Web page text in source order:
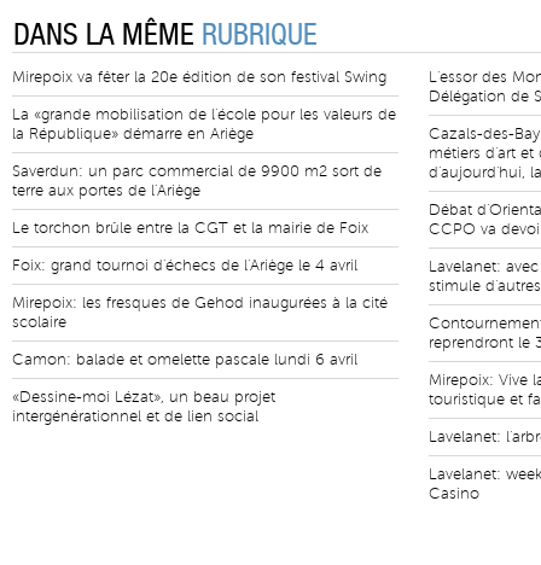
DANS LA MÊME RUBRIQUE
Mirepoix va fêter la 20e édition de son festival Swing
La «grande mobilisation de l'école pour les valeurs de
la République» démarre en Ariège
Saverdun: un parc commercial de 9900 m2 sort de
terre aux portes de l'Ariège
Le torchon brûle entre la CGT et la mairie de Foix
Foix: grand tournoi d'échecs de l'Ariège le 4 avril
Mirepoix: les fresques de Gehod inaugurées à la cité
scolaire
Camon: balade et omelette pascale lundi 6 avril
«Dessine-moi Lézat», un beau projet
intergénérationnel et de lien social
L'essor des
Délégation de
Cazals-des-
métiers d'art et
d'aujourd'hui,
Débat
CCPO va
Lavelanet:
stimule
reprendront le
Mirepoix: Vive
touristique et
Lavelanet:
Lavelanet:
Casino